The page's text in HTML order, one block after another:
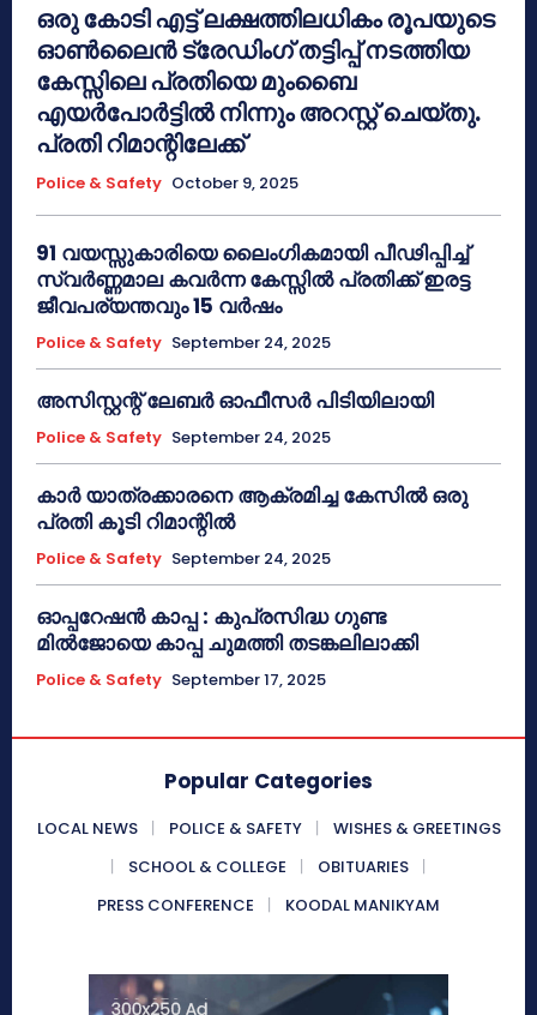
ഒരു കോടി എട്ട് ലക്ഷത്തിലധികം രൂപയുടെ
ഓൺലൈൻ ട്രേഡിംഗ് തട്ടിപ്പ് നടത്തിയ
കേസ്സിലെ പ്രതിയെ മുംബൈ
എയർപോർട്ടിൽ നിന്നും അറസ്റ്റ് ചെയ്തു.
പ്രതി റിമാന്റിലേക്ക്
Police & Safety October 9, 2025
91 വയസ്സുകാരിയെ ലൈംഗികമായി പീഢിപ്പിച്ച്
സ്വർണ്ണമാല കവർന്ന കേസ്സിൽ പ്രതിക്ക് ഇരട്ട
ജീവപര്യന്തവും 15 വർഷം
Police & Safety September 24, 2025
അസിസ്റ്റന്റ് ലേബർ ഓഫീസർ പിടിയിലായി
Police & Safety September 24, 2025
കാർ യാത്രക്കാരനെ ആക്രമിച്ച കേസിൽ ഒരു
പ്രതി കൂടി റിമാന്റിൽ
Police & Safety September 24, 2025
ഓപ്പറേഷൻ കാപ്പ : കുപ്രസിദ്ധ ഗുണ്ട
മിൽജോയെ കാപ്പ ചുമത്തി തടങ്കലിലാക്കി
Police & Safety September 17, 2025
Popular Categories
LOCAL NEWS POLICE & SAFETY
WISHES & GREETINGS
SCHOOL & COLLEGE
OBITUARIES
PRESS CONFERENCE
KOODAL MANIKYAM